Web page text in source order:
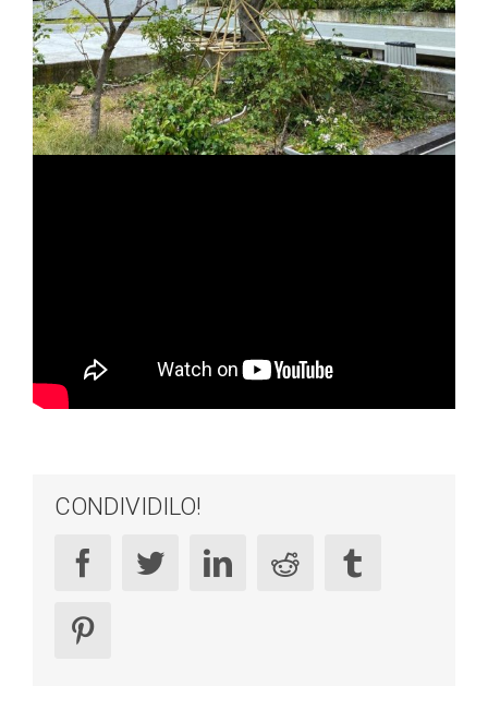
CONDIVIDILO!
facebooktwitter linkedinreddit